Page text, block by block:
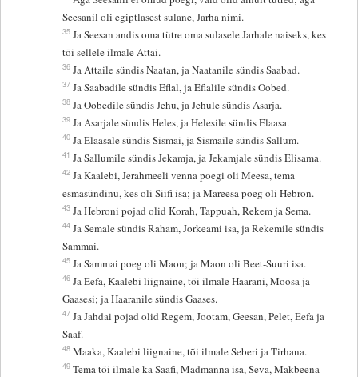
Seesanil oli egiptlasest sulane, Jarha nimi.
35 Ja Seesan andis oma tütre oma sulasele Jarhale naiseks, kes
tõi sellele ilmale Attai.
36 Ja Attaile sündis Naatan, ja Naatanile sündis Saabad.
37 Ja Saabadile sündis Eflal, ja Eflalile sündis Oobed.
38 Ja Oobedile sündis Jehu, ja Jehule sündis Asarja.
39 Ja Asarjale sündis Heles, ja Helesile sündis Elaasa.
40 Ja Elaasale sündis Sismai, ja Sismaile sündis Sallum.
41 Ja Sallumile sündis Jekamja, ja Jekamjale sündis Elisama.
42 Ja Kaalebi, Jerahmeeli venna poegi oli Meesa, tema
esmasündinu, kes oli Siifi isa; ja Mareesa poeg oli Hebron.
43 Ja Hebroni pojad olid Korah, Tappuah, Rekem ja Sema.
44 Ja Semale sündis Raham, Jorkeami isa, ja Rekemile sündis
Sammai.
45 Ja Sammai poeg oli Maon; ja Maon oli Beet-Suuri isa.
46 Ja Eefa, Kaalebi liignaine, tõi ilmale Haarani, Moosa ja
Gaasesi; ja Haaranile sündis Gaases.
47 Ja Jahdai pojad olid Regem, Jootam, Geesan, Pelet, Eefa ja
Saaf.
48 Maaka, Kaalebi liignaine, tõi ilmale Seberi ja Tirhana.
49 Tema tõi ilmale ka Saafi, Madmanna isa, Seva, Makbeena